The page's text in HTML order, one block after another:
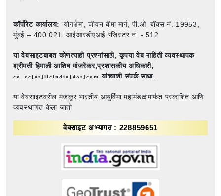
कॉर्पोरेट कार्यालय: 'योगक्षेम', जीवन बीमा मार्ग, पी.ओ. बॉक्स नं. 19953,
मुंबई – 400 021. आईआरडीएआई रजिस्टर नं. - 512
या वेबसाइटबाबत कोणत्याही प्रश्नांसाठी, कृपया वेब माहिती व्यवस्थापक
श्रीमती हिमाली आशिष मांजरेकर,प्रशासकीय अधिकारी,
co_cc[at]licindia[dot]comयांच्याशी संपर्क साधा.
या वेबसाइटवरील मजकूर भारतीय आयुर्विमा महामंडळामार्फत प्रकाशित आणि
व्यवस्थापित केला जातो
वेबसाइट अभ्यागत : 228859651